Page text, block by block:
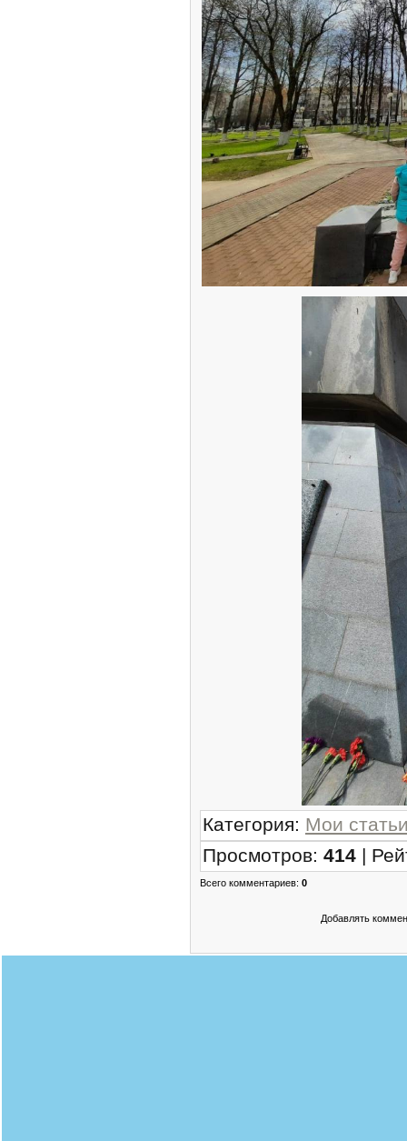
Категория: Мои
Просмотров: 414 |
Всего комментариев: 0
Добавлять